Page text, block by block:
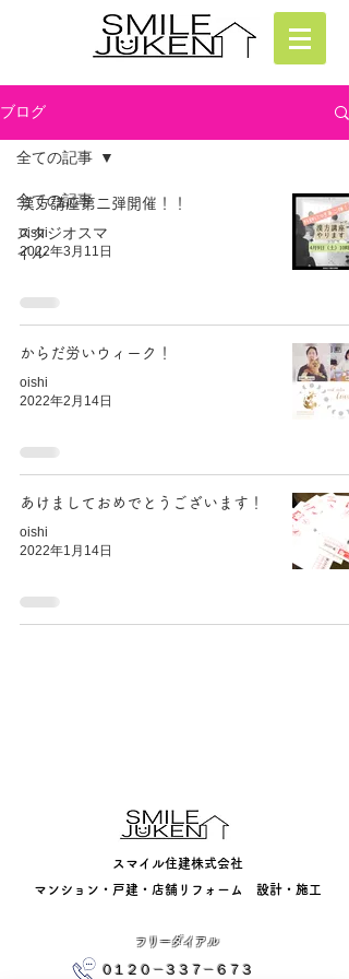
ブログ
全ての記事
スタジオスマ
イル
全ての記事
漢方講座第二弾開催！！
oishi
2022年3月11日
からだ労いウィーク！
oishi
2022年2月14日
あけましておめでとうございます！
oishi
2022年1月14日
​ ​スマイル住建株式会社
​マンション・戸建・店舗リフォーム 設計・施工
０１２０－３３７－６７３
​フリーダイアル